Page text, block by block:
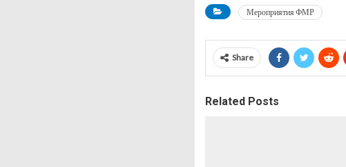
Мероприятия ФМР
Share
Related Posts